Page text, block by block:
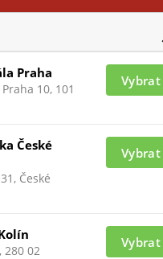
Pro zobrazení informací
Praha
10, 101
Vybrat
České
České
Vybrat
280 02
Vybrat